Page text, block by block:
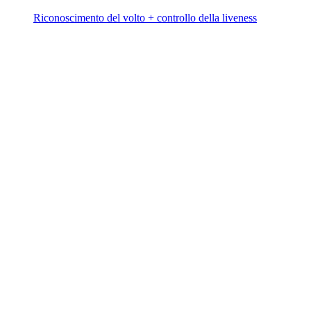
Riconoscimento del volto + controllo della liveness